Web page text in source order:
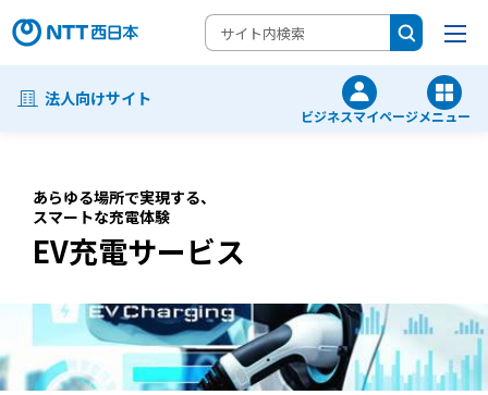
法人向けサイト
ビジネスマイページメニュー
あらゆる場所で実現する、
スマートな充電体験
EV充電サービス